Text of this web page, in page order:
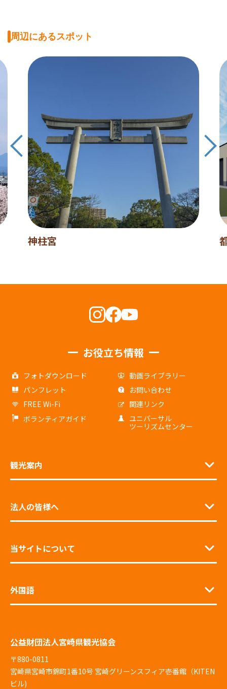
周辺にあるスポット
神柱宮
お役立ち情報
フォトダウンロード
動画ライブラリー
パンフレット
お問い合わせ
FREE Wi-Fi
関連リンク
ボランティアガイド
ユニバーサル
ツーリズムセンター
観光案内
法人の皆様へ
当サイトについて
外国語
公益財団法人宮崎県観光協会
〒880-0811
宮崎県宮崎市錦町1番10号 宮崎グリーンスフィア壱番館（KITEN
ビル)